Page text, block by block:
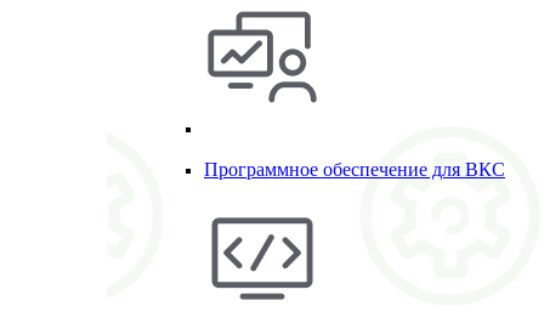
Программное обеспечение для ВКС